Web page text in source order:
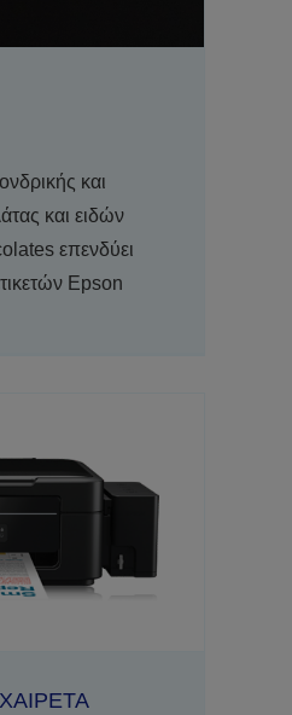
και
και ειδών
επενδύει
Epson